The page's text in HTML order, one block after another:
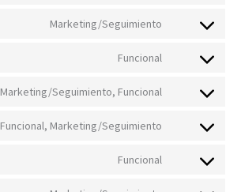
Marketing/Seguimiento
Funcional
Marketing/Seguimiento, Funcional
Funcional, Marketing/Seguimiento
Funcional